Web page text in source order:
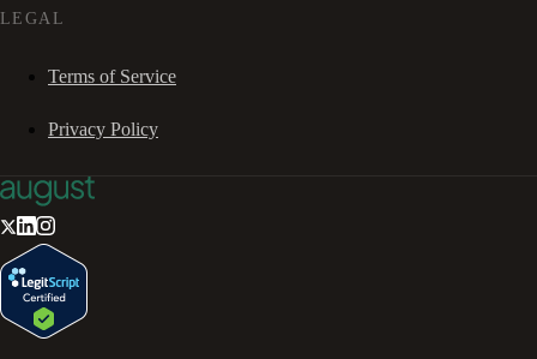
LEGAL
Terms of Service
Privacy Policy